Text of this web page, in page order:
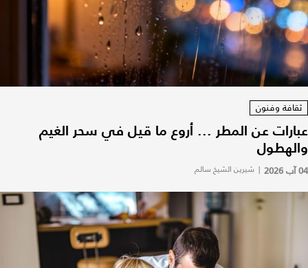
ثقافة وفنون
عبارات عن المطر ... أروع ما قيل في سحر الغيم
والهطول
04 آب 2026 | شيرين الشيخ سالم